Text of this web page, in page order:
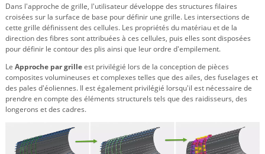
Dans l'approche de grille, l'utilisateur développe des structures filaires
croisées sur la surface de base pour définir une grille. Les intersections de
cette grille définissent des cellules. Les propriétés du matériau et de la
direction des fibres sont attribuées à ces cellules, puis elles sont disposées
pour définir le contour des plis ainsi que leur ordre d'empilement.
Le Approche par grilleest privilégié lors de la conception de pièces
composites volumineuses et complexes telles que des ailes, des fuselages et
des pales d'éoliennes. Il est également privilégié lorsqu'il est nécessaire de
prendre en compte des éléments structurels tels que des raidisseurs, des
longerons et des cadres.